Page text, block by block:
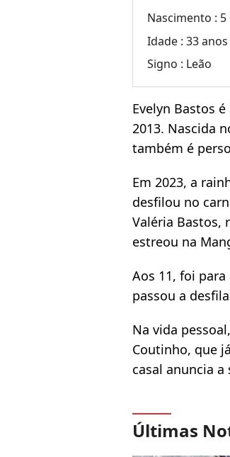
Nascimento : 5
Idade :33 anos
Signo : Leão
Evelyn Bastos
2013. Nascida
também é
Em 2023, a
desfilou no
Valéria Bastos,
estreou na
Aos 11, foi
passou a
Na vida
Coutinho, que
casal anuncia a
Últimas